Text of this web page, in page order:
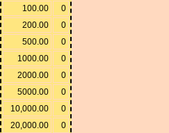
100.00
0
200.00
0
500.00
0
1000.00
0
2000.00
0
5000.00
0
10,000.00
0
20,000.00
0